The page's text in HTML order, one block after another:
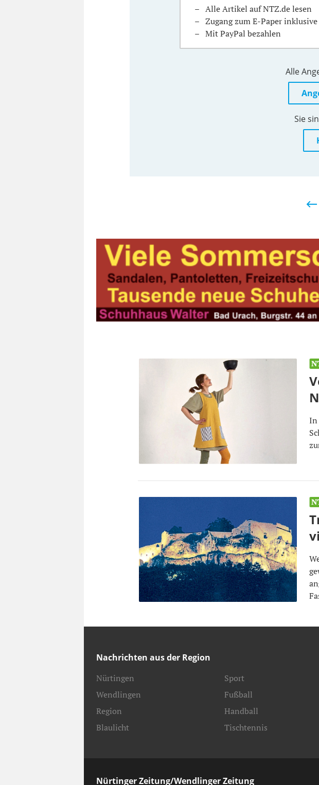
Alle Artikel auf NTZ.de lesen
Zugang zum E-Paper
Mit PayPal bezahlen
Alle
Sie
In
Nachrichten aus der Region
Nürtingen
Wendlingen
Region
Blaulicht
Sport
Fußball
Handball
Tischtennis
Nürtinger Zeitung/Wendlinger Zeitung